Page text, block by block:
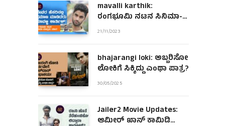
mavalli karthik:
ರಂಗಭೂಮಿ ನಟನ ಸಿನಿಮಾ-
ಮಾಧ್ಯಮ ಯಾನ!
21/11/2023
bhajarangi loki: ಅಬ್ಬರಿಸೋ
ಲೋಕಿಗೆ ಸಿಕ್ಕಿದ್ದು ಎಂಥಾ ಪಾತ್ರ?
30/05/2025
Jailer2 Movie Updates:
ಆಮೀರ್ ಖಾನ್ ಕಾಮಿಡಿ